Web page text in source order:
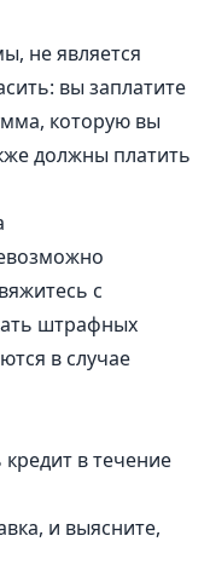
не является
вы заплатите
которую вы
должны платить
с
штрафных
в случае
в течение
и выясните,